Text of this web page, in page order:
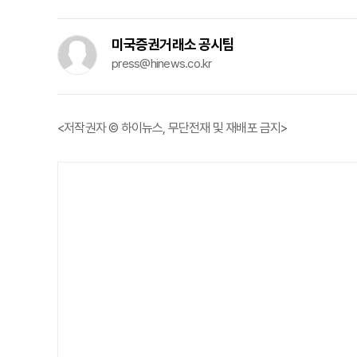
미국증권거래소 공시팀
press@hinews.co.kr
<저작권자 © 하이뉴스, 무단전재 및 재배포 금지>